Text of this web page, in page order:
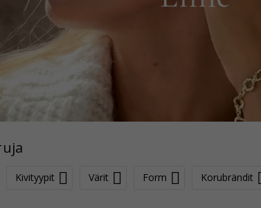
Kivityypit Värit Form Korubrändit